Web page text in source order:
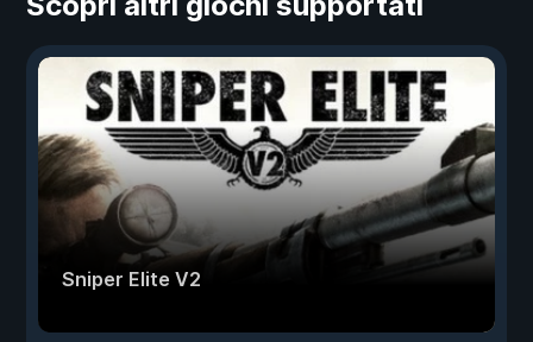
Sniper Elite V2